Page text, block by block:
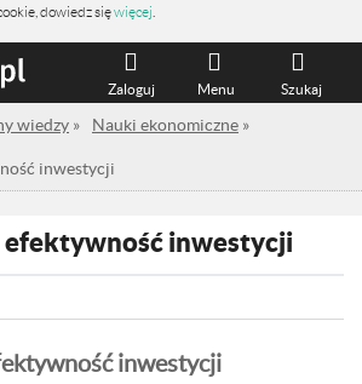
dowiedz sięwięcej
Szukaj
Menu
Zaloguj
wiedzy » Nauki ekonomiczne »
inwestycji
efektywność inwestycji
inwestycji